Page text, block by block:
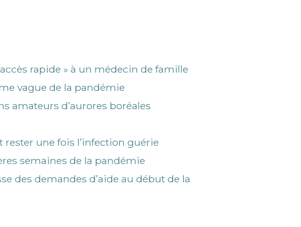
rapide » à un médecin de famille
vague de la pandémie
amateurs d’aurores boréales
rester une fois l’infection guérie
semaines de la pandémie
des demandes d’aide au début de la